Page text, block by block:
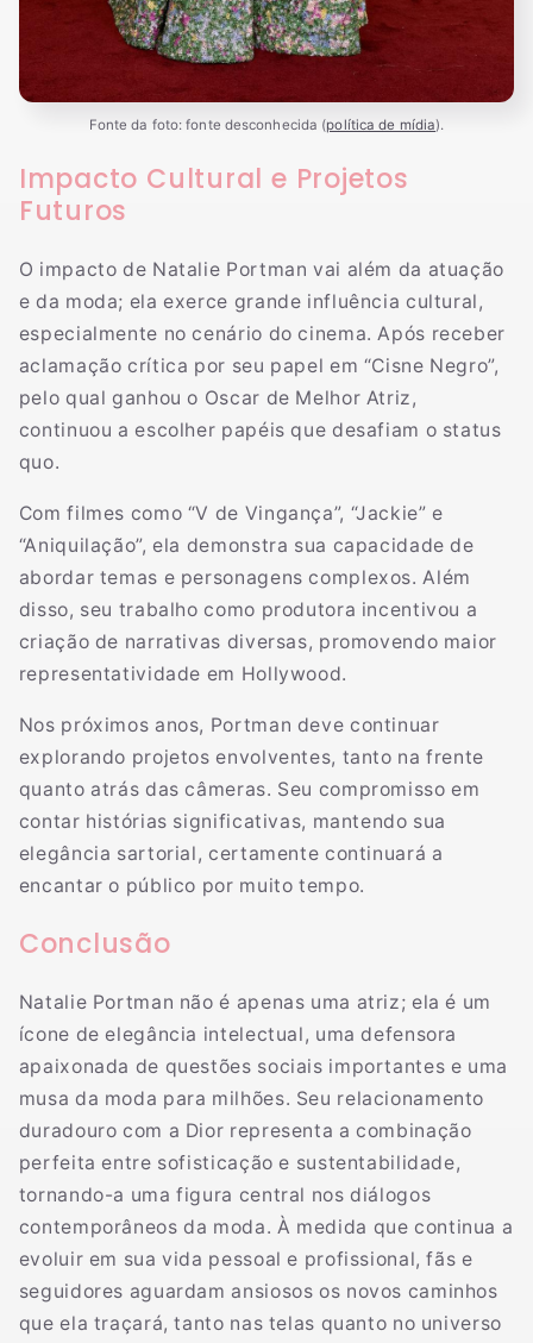
Fonte da foto: fonte desconhecida (política de mídia).
Impacto Cultural e Projetos
Futuros
O impacto de Natalie Portman vai além da atuação
e da moda; ela exerce grande influência cultural,
especialmente no cenário do cinema. Após receber
aclamação crítica por seu papel em “Cisne Negro”,
pelo qual ganhou o Oscar de Melhor Atriz,
continuou a escolher papéis que desafiam o status
quo.
Com filmes como “V de Vingança”, “Jackie” e
“Aniquilação”, ela demonstra sua capacidade de
abordar temas e personagens complexos. Além
disso, seu trabalho como produtora incentivou a
criação de narrativas diversas, promovendo maior
representatividade em Hollywood.
Nos próximos anos, Portman deve continuar
explorando projetos envolventes, tanto na frente
quanto atrás das câmeras. Seu compromisso em
contar histórias significativas, mantendo sua
elegância sartorial, certamente continuará a
encantar o público por muito tempo.
Conclusão
Natalie Portman não é apenas uma atriz; ela é um
ícone de elegância intelectual, uma defensora
apaixonada de questões sociais importantes e uma
musa da moda para milhões. Seu relacionamento
duradouro com a Dior representa a combinação
perfeita entre sofisticação e sustentabilidade,
tornando-a uma figura central nos diálogos
contemporâneos da moda. À medida que continua a
evoluir em sua vida pessoal e profissional, fãs e
seguidores aguardam ansiosos os novos caminhos
que ela traçará, tanto nas telas quanto no universo